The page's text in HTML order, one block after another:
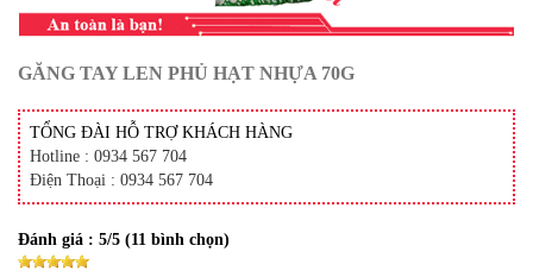
GĂNG TAY LEN PHỦ HẠT NHỰA 70G
TỔNG ĐÀI HỖ TRỢ KHÁCH HÀNG
Hotline : 0934 567 704
Điện Thoại : 0934 567 704
Đánh giá : 5/5 (11 bình chọn)